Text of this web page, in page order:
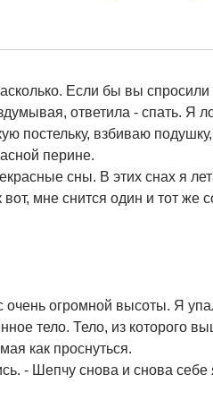
Если бы вы
ответила - спать. Я
постельку, взбиваю
перине.
сны. В этих снах я
мне снится один и тот же
очень огромной высоты. Я
тело. Тело, из которого
как проснуться.
- Шепчу снова и снова себе